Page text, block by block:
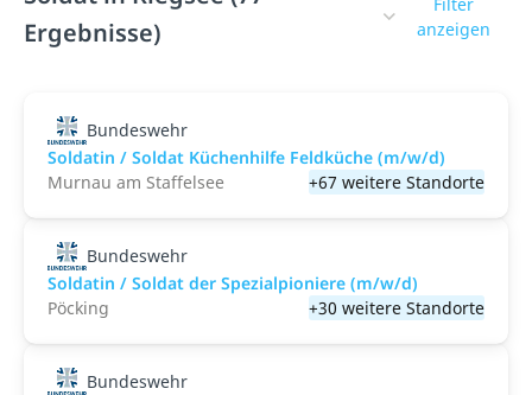
Ergebnisse)
anzeigen
Bundeswehr
Soldatin / Soldat Küchenhilfe Feldküche (m/w/d)
Murnau am Staffelsee
+67 weitere Standorte
Bundeswehr
Soldatin / Soldat der Spezialpioniere (m/w/d)
Pöcking
+30 weitere Standorte
Bundeswehr